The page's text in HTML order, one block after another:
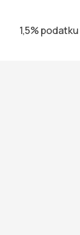
1,5% podatku